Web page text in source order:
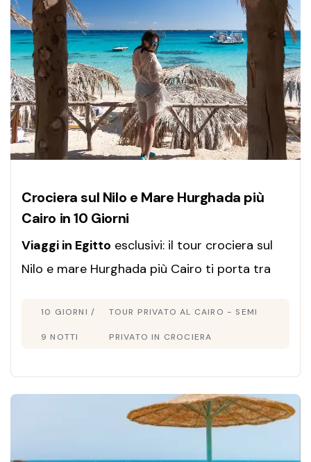
Crociera sul Nilo e Mare Hurghada più
Cairo in 10 Giorni
Viaggi in Egitto esclusivi: il tour crociera sul
Nilo e mare Hurghada più Cairo ti porta tra
guida italiana e pacchetto tutto incluso.
Prenota oggi!
10 GIORNI /
9 NOTTI
TOUR PRIVATO AL CAIRO - SEMI
PRIVATO IN CROCIERA